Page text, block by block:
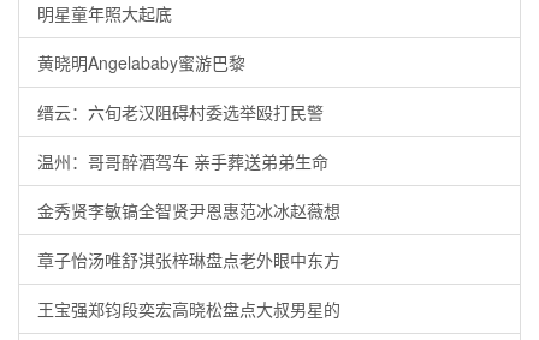
明星童年照大起底
黄晓明Angelababy蜜游巴黎
缙云：六旬老汉阻碍村委选举殴打民警
温州：哥哥醉酒驾车 亲手葬送弟弟生命
金秀贤李敏镐全智贤尹恩惠范冰冰赵薇想
章子怡汤唯舒淇张梓琳盘点老外眼中东方
王宝强郑钧段奕宏高晓松盘点大叔男星的